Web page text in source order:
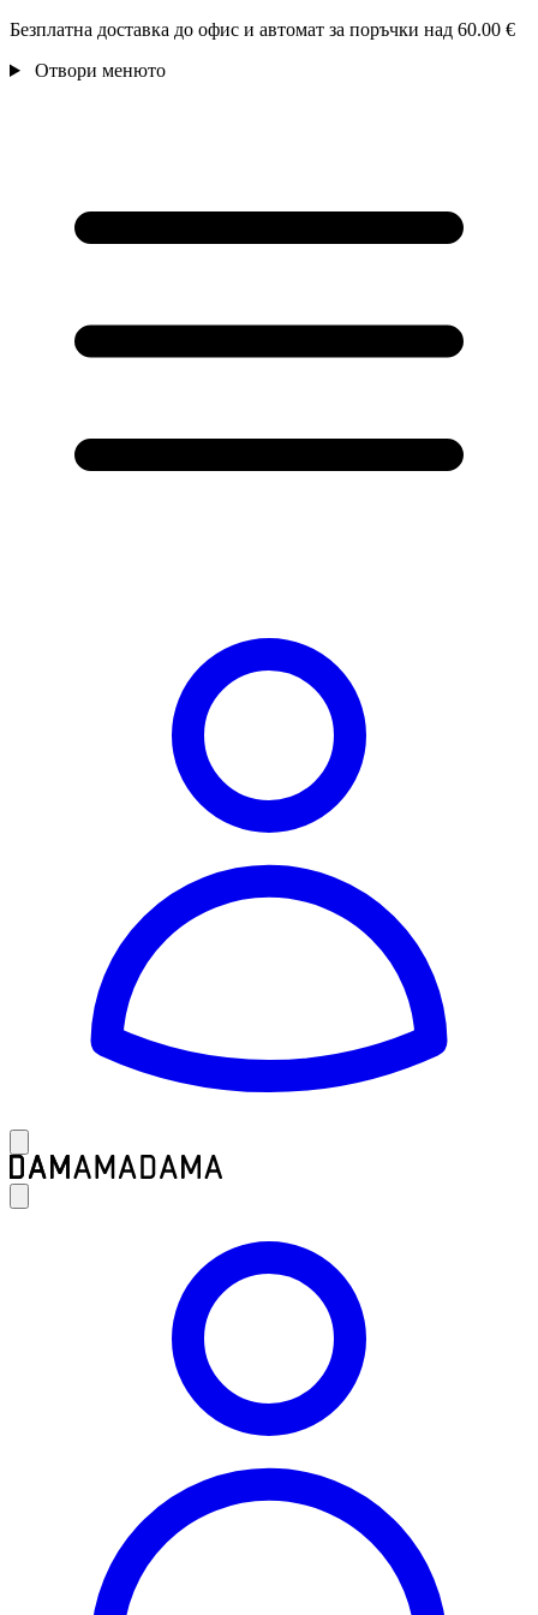
Безплатна доставка до офис и автомат за поръчки над 60.00 €
Отвори менюто